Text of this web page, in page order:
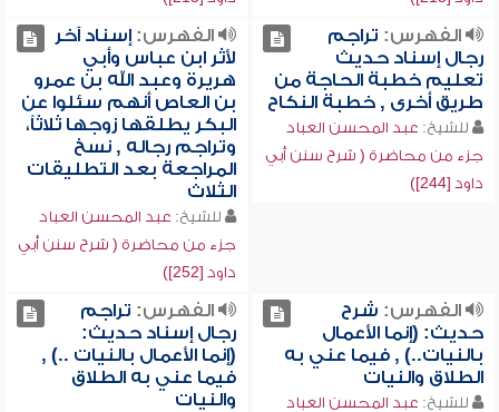
الفهرس: تراجم
رجال إسناد حديث
تعليم خطبة الحاجة من
طريق أخرى , خطبة النكاح
للشيخ: عبد المحسن العباد
جزء من محاضرة ( شرح سنن أبي
داود [244])
الفهرس:إسناد آخر
لأثر ابن عباس وأبي
هريرة وعبد الله بن عمرو
بن العاص أنهم سئلوا عن
البكر يطلقها زوجها ثلاثاً،
وتراجم رجاله , نسخ
المراجعة بعد التطليقات
الثلاث
للشيخ: عبد المحسن العباد
جزء من محاضرة ( شرح سنن أبي
داود [252])
الفهرس: شرح
حديث: (إنما الأعمال
بالنيات..) , فيما عني به
الطلاق والنيات
للشيخ: عبد المحسن العباد
الفهرس: تراجم
رجال إسناد حديث:
(إنما الأعمال بالنيات ..) ,
فيما عني به الطلاق
والنيات